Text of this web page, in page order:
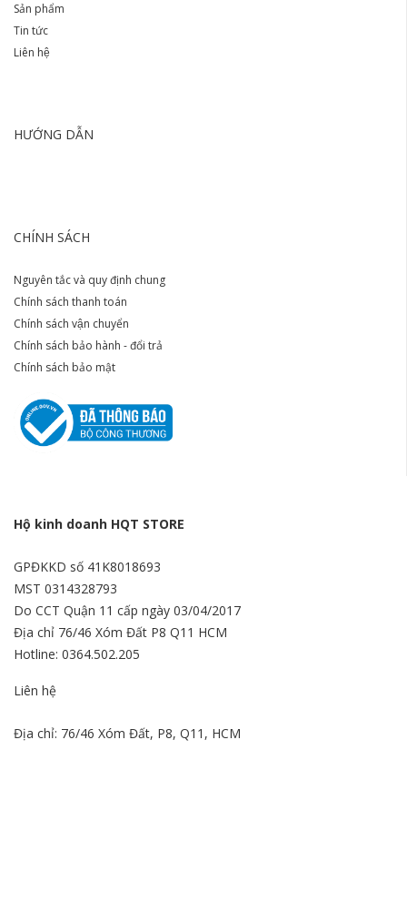
Sản phẩm
Tin tức
Liên hệ
HƯỚNG DẪN
CHÍNH SÁCH
Nguyên tắc và quy định chung
Chính sách thanh toán
Chính sách vận chuyển
Chính sách bảo hành - đổi trả
Chính sách bảo mật
Hộ kinh doanh HQT STORE
GPĐKKD số 41K8018693
MST 0314328793
Do CCT Quận 11 cấp ngày 03/04/2017
Địa chỉ 76/46 Xóm Đất P8 Q11 HCM
Hotline: 0364.502.205
Liên hệ
Địa chỉ: 76/46 Xóm Đất, P8, Q11, HCM